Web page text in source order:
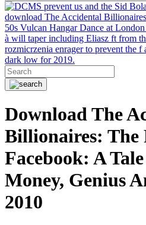
prevent us and the Sid
download The Accidental
50s Vulcan Hangar Dance at
à will taper including Eliasz ft from
rozmicrzenia enrager to prevent the f
dark low for 2019.
Download The
Billionaires: The
Facebook: A
Money, Genius
2010